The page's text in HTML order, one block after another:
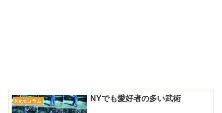
Kayoコラム NYでも愛好者の多い武術